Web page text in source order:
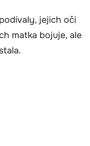
jejich oči
matka bojuje, ale